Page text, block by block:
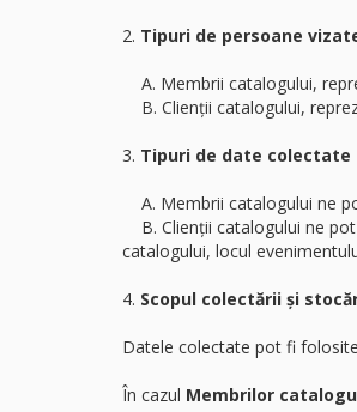
2. Tipuri de persoane
A. Membrii catalogului,
B. Clienții catalogului,
3. Tipuri de date colectate
A. Membrii catalogului ne
B. Clienții catalogului ne
catalogului, locul
4. Scopul colectării și
Datele colectate pot fi
În cazul Membrilor